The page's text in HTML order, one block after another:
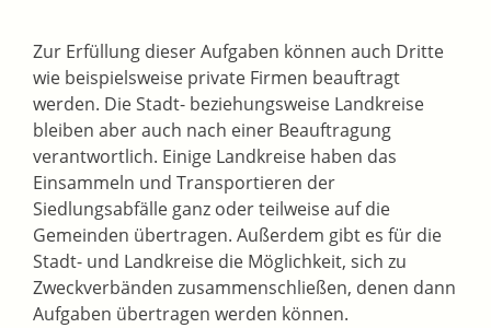
Zur Erfüllung dieser Aufgaben können auch Dritte
wie beispielsweise private Firmen beauftragt
werden. Die Stadt- beziehungsweise Landkreise
bleiben aber auch nach einer Beauftragung
verantwortlich. Einige Land­kreise haben das
Einsammeln und Transportieren der
Siedlungsabfälle ganz oder teilweise auf die
Gemeinden übertragen. Außerdem gibt es für die
Stadt- und Landkreise die Möglichkeit, sich zu
Zweckverbänden zusammenschließen, denen dann
Aufgaben übertragen werden können.